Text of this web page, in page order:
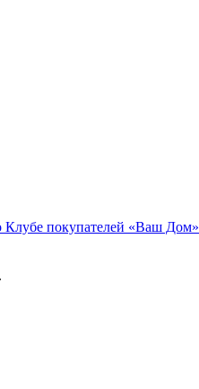
Клубе покупателей «Ваш Дом»